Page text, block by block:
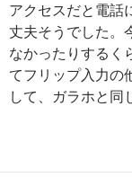
アクセスだと電話
丈夫そうでした。
なかったりするく
てフリップ入力の
して、ガラホと同